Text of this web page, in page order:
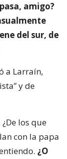
amigo?
del sur, de
a Larraín,
y de
los que
con la papa
¿O